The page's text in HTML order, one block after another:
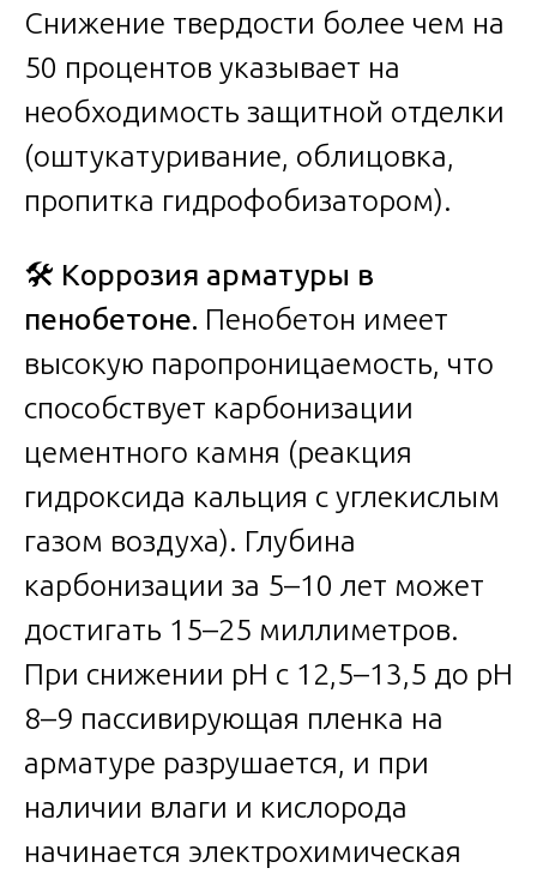
Снижение твердости более чем на
50 процентов указывает на
необходимость защитной отделки
(оштукатуривание, облицовка,
пропитка гидрофобизатором).
🛠️ Коррозия арматуры в
пенобетоне. Пенобетон имеет
высокую паропроницаемость, что
способствует карбонизации
цементного камня (реакция
гидроксида кальция с углекислым
газом воздуха). Глубина
карбонизации за 5–10 лет может
достигать 15–25 миллиметров.
При снижении pH с 12,5–13,5 до pH
8–9 пассивирующая пленка на
арматуре разрушается, и при
наличии влаги и кислорода
начинается электрохимическая